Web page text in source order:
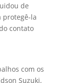
de
protegê-la
contato
com os
Suzuki,